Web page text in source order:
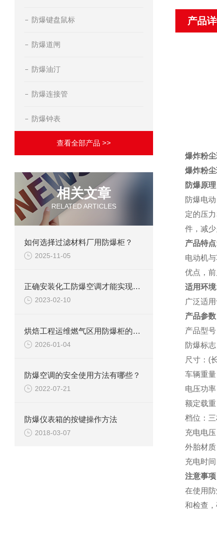
防爆键盘鼠标
防爆道闸
防爆油汀
防爆连接管
防爆钟表
查看全部产品 >>
相关文章
RELATED ARTICLES
如何选择过滤材料厂用防爆柜？
2025-11-05
正确安装化工防爆空调才能实现良好的防爆效果
2023-02-10
烘焙工程运维燃气区用防爆柜的尺寸应该如何选择？
2026-01-04
防爆空调的安全使用方法有哪些？
2022-07-21
防爆仪表箱的按键操作方法
2018-03-07
产品
爆炸粉
爆炸粉
防爆原
防爆电
定的压
件，减
产品特点
电动机
优点，
适用环境
广泛适
产品参数
产品型号
防爆标志
尺寸： (
车辆重量
电压功率
额定载重
档位 ：
充电电压
外胎材质
充电时间
注意事
在使用
和检查